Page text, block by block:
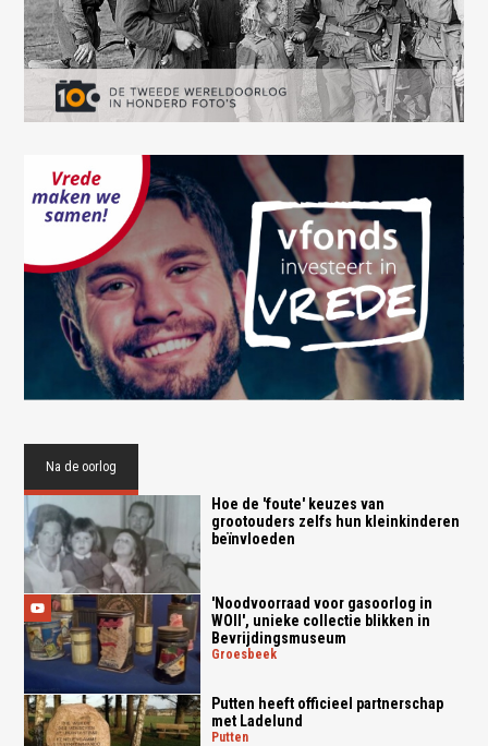
Na de oorlog
Hoe de 'foute' keuzes van
grootouders zelfs hun kleinkinderen
beïnvloeden
'Noodvoorraad voor gasoorlog in
WOII', unieke collectie blikken in
Bevrijdingsmuseum
groesbeek
Putten heeft officieel partnerschap
met Ladelund
putten